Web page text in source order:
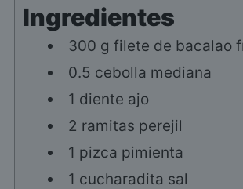
Ingredientes
300 g filete de bacalao
0.5 cebolla mediana
1 diente ajo
2 ramitas perejil
1 pizca pimienta
1 cucharadita sal